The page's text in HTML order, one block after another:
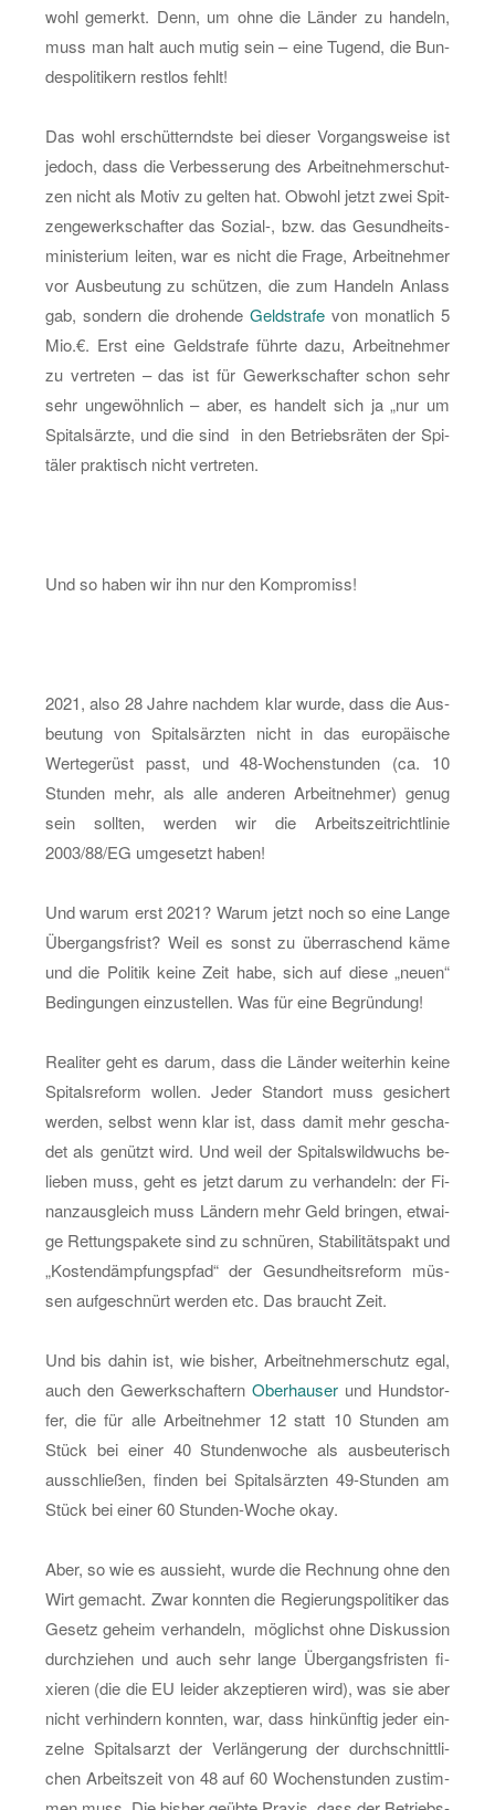
wohl ge­merkt. Denn, um ohne die Län­der zu han­deln,
muss man halt auch mutig sein – eine Tu­gend, die Bun­
des­po­li­ti­kern rest­los fehlt!
Das wohl er­schüt­ternds­te bei die­ser Vor­gangs­wei­se ist
je­doch, dass die Ver­bes­se­rung des Ar­beit­neh­mer­schut­
zen nicht als Motiv zu gel­ten hat. Ob­wohl jetzt zwei Spit­
zen­ge­werk­schaf­ter das So­zi­al-, bzw. das Ge­sund­heits­
mi­nis­te­ri­um lei­ten, war es nicht die Frage, Ar­beit­neh­mer
vor Aus­beu­tung zu schüt­zen, die zum Han­deln An­lass
gab, son­dern die dro­hen­de Geld­stra­fe von mo­nat­lich 5
Mio.€. Erst eine Geld­stra­fe führ­te dazu, Ar­beit­neh­mer
zu ver­tre­ten – das ist für Ge­werk­schaf­ter schon sehr
sehr un­ge­wöhn­lich – aber, es han­delt sich ja „nur um
Spi­tals­ärz­te, und die sind in den Be­triebs­rä­ten der Spi­
tä­ler prak­tisch nicht ver­tre­ten.
Und so haben wir ihn nur den Kom­pro­miss!
2021, also 28 Jahre nach­dem klar wurde, dass die Aus­
beu­tung von Spi­tals­ärz­ten nicht in das eu­ro­päi­sche
Wer­te­ge­rüst passt, und 48-Wo­chen­stun­den (ca. 10
Stun­den mehr, als alle an­de­ren Ar­beit­neh­mer) genug
sein soll­ten, wer­den wir die Ar­beits­zeit­richt­li­nie
2003/88/EG um­ge­setzt haben!
Und warum erst 2021? Warum jetzt noch so eine Lange
Über­gangs­frist? Weil es sonst zu über­ra­schend käme
und die Po­li­tik keine Zeit habe, sich auf diese „neuen“
Be­din­gun­gen ein­zu­stel­len. Was für eine Be­grün­dung!
Rea­li­ter geht es darum, dass die Län­der wei­ter­hin keine
Spi­tals­re­form wol­len. Jeder Stand­ort muss ge­si­chert
wer­den, selbst wenn klar ist, dass damit mehr ge­scha­
det als ge­nützt wird. Und weil der Spi­tals­wild­wuchs be­
lie­ben muss, geht es jetzt darum zu ver­han­deln: der Fi­
nanz­aus­gleich muss Län­dern mehr Geld brin­gen, et­wai­
ge Ret­tungs­pa­ke­te sind zu schnü­ren, Sta­bi­li­täts­pakt und
„Kos­ten­dämp­fungs­pfad“ der Ge­sund­heits­re­form müs­
sen auf­ge­schnürt wer­den etc. Das braucht Zeit.
Und bis dahin ist, wie bis­her, Ar­beit­neh­mer­schutz egal,
auch den Ge­werk­schaf­tern Ober­hau­ser und Hund­stor­
fer, die für alle Ar­beit­neh­mer 12 statt 10 Stun­den am
Stück bei einer 40 Stun­den­wo­che als aus­beu­te­risch
aus­schlie­ßen, fin­den bei Spi­tals­ärz­ten 49-Stun­den am
Stück bei einer 60 Stun­den-Wo­che okay.
Aber, so wie es aus­sieht, wurde die Rech­nung ohne den
Wirt ge­macht. Zwar konn­ten die Re­gie­rungs­po­li­ti­ker das
Ge­setz ge­heim ver­han­deln, mög­lichst ohne Dis­kus­si­on
durch­zie­hen und auch sehr lange Über­gangs­fris­ten fi­
xie­ren (die die EU lei­der ak­zep­tie­ren wird), was sie aber
nicht ver­hin­dern konn­ten, war, dass hin­künf­tig jeder ein­
zel­ne Spi­tals­arzt der Ver­län­ge­rung der durch­schnitt­li­
chen Ar­beits­zeit von 48 auf 60 Wo­chen­stun­den zu­stim­